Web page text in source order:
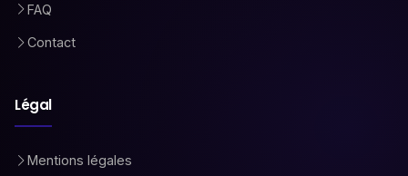
FAQ
Contact
Légal
Mentions légales